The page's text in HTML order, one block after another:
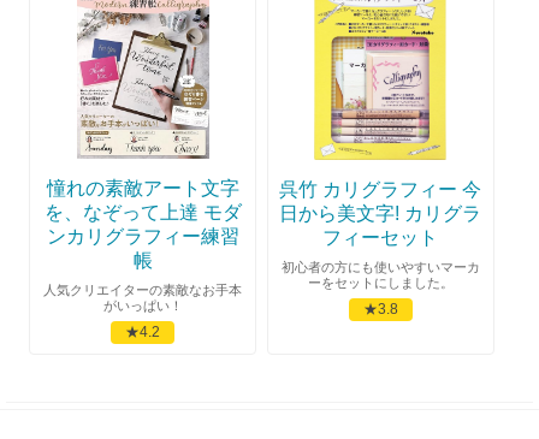
憧れの素敵アート文字
を、なぞって上達 モダ
ンカリグラフィー練習
帳
人気クリエイターの素敵なお手本
がいっぱい！
★4.2
呉竹 カリグラフィー 今
日から美文字! カリグラ
フィーセット
初心者の方にも使いやすいマーカ
ーをセットにしました。
★3.8